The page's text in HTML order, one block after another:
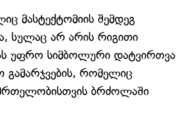
მასტექტომიის შემდეგ
სულაც არ არის რიგითი
უფრო სიმბოლური დატვირთვა
გამარჯვების, რომელიც
ბრძოლაში